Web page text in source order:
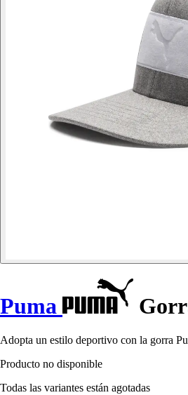
Puma
Adopta un estilo deportivo con la gorra
Producto no disponible
Todas las variantes están agotadas